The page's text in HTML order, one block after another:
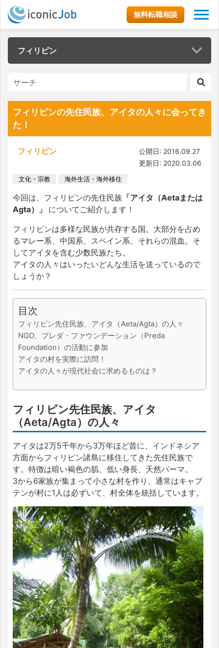
無料転職相談
フィリピン
フィリピンの先住民族、アイタの人々に会ってき
た！
フィリピン
公開日: 2016.09.27
更新日: 2020.03.06
文化・宗教 海外生活・海外移住
今回は、フィリピンの先住民族 「アイタ（Aetaまたは
Agta）」 についてご紹介します！
フィリピンは多様な民族が共存する国。大部分を占め
るマレー系、中国系、スペイン系、それらの混血。そ
してアイタを含む少数民族たち。
アイタの人々はいったいどんな生活を送っているので
しょうか？
目次
フィリピン先住民族、アイタ（Aeta/Agta）の人々
NGO、プレダ・ファウンデーション（Preda
Foundation）の活動に参加
アイタの村を実際に訪問！
アイタの人々が現代社会に求めるものは？
フィリピン先住民族、アイタ
（Aeta/Agta）の人々
アイタは2万5千年から3万年ほど昔に、インドネシア
方面からフィリピン諸島に移住してきた先住民族で
す。特徴は暗い褐色の肌、低い身長、天然パーマ。
3から6家族が集まって小さな村を作り、通常はキャプ
テンが村に1人は必ずいて、村全体を統括しています。